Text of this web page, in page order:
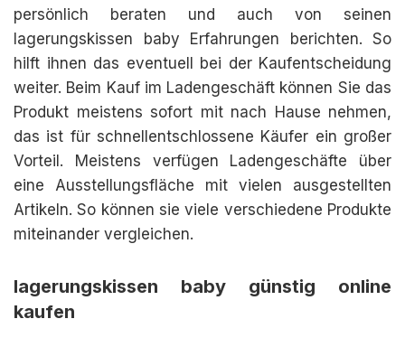
persönlich beraten und auch von seinen
lagerungskissen baby Erfahrungen berichten. So
hilft ihnen das eventuell bei der Kaufentscheidung
weiter. Beim Kauf im Ladengeschäft können Sie das
Produkt meistens sofort mit nach Hause nehmen,
das ist für schnellentschlossene Käufer ein großer
Vorteil. Meistens verfügen Ladengeschäfte über
eine Ausstellungsfläche mit vielen ausgestellten
Artikeln. So können sie viele verschiedene Produkte
miteinander vergleichen.
lagerungskissen baby günstig online
kaufen